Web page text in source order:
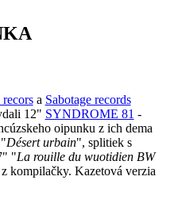
a Sabotage records
12" SYNDROME 81 -
oipunku z ich dema
Désert urbain", splitiek s
"La rouille du wuotidien BW
kompilačky. Kazetová verzia